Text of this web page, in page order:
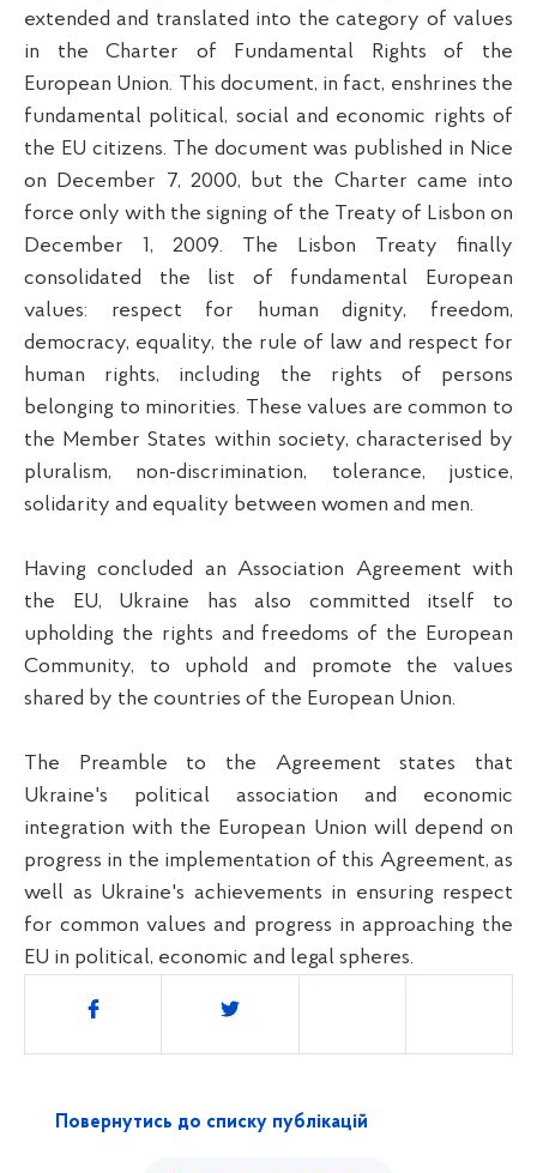
extended and translated into the category of values
in the Charter of Fundamental Rights of the
European Union. This document, in fact, enshrines the
fundamental political, social and economic rights of
the EU citizens. The document was published in Nice
on December 7, 2000, but the Charter came into
force only with the signing of the Treaty of Lisbon on
December 1, 2009. The Lisbon Treaty finally
consolidated the list of fundamental European
values: respect for human dignity, freedom,
democracy, equality, the rule of law and respect for
human rights, including the rights of persons
belonging to minorities. These values are common to
the Member States within society, characterised by
pluralism, non-discrimination, tolerance, justice,
solidarity and equality between women and men.
Having concluded an Association Agreement with
the EU, Ukraine has also committed itself to
upholding the rights and freedoms of the European
Community, to uphold and promote the values
shared by the countries of the European Union.
The Preamble to the Agreement states that
Ukraine's political association and economic
integration with the European Union will depend on
progress in the implementation of this Agreement, as
well as Ukraine's achievements in ensuring respect
for common values and progress in approaching the
EU in political, economic and legal spheres.
Поділитись
Повернутись до списку публікацій